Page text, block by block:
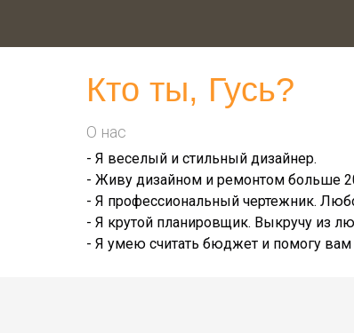
Кто ты, Гусь?
О нас
- Я веселый и стильный дизайнер.
- Живу дизайном и ремонтом больше
- Я профессиональный чертежник.
- Я крутой планировщик. Выкручу из
- Я умею считать бюджет и помогу вам